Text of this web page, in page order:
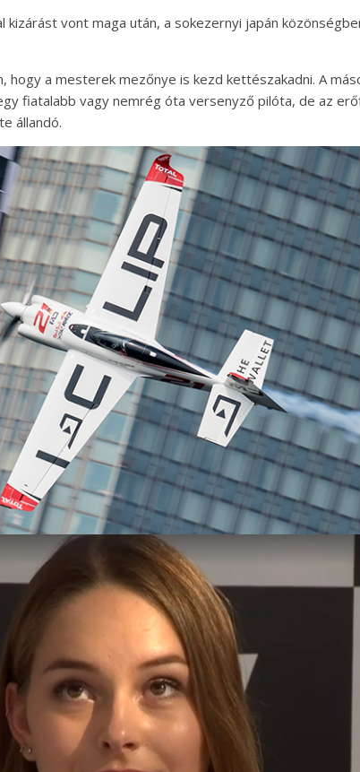
vont maga után, a sokezernyi japán
hogy a mesterek mezőnye is kezd kettészakadni. A
fiatalabb vagy nemrég óta versenyző pilóta, de az
állandó.